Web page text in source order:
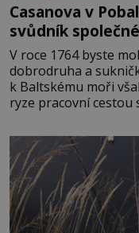
Casanova v
svůdník
V roce 1764 byste
dobrodruha a
k Baltskému moři
ryze pracovní cestou
lotyšské Rigy?
zednářské lóže.
protože do zednářské